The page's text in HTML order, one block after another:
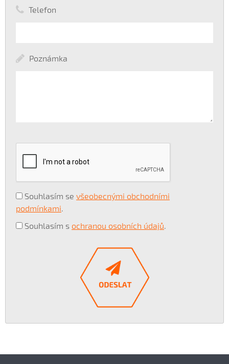
Telefon
Poznámka
Souhlasím se všeobecnými obchodními
podmínkami
Souhlasím s ochranou osobních údajů